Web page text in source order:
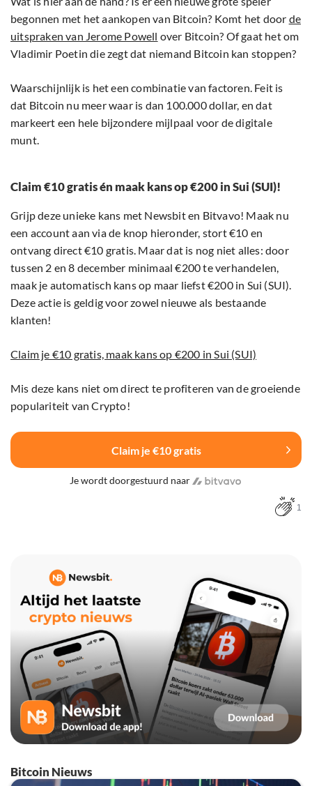
begonnen met het aankopen van Bitcoin? Komt het door de
uitspraken van Jerome Powell over Bitcoin? Of gaat het om
Vladimir Poetin die zegt dat niemand Bitcoin kan stoppen?
Waarschijnlijk is het een combinatie van factoren. Feit is
dat Bitcoin nu meer waar is dan 100.000 dollar, en dat
markeert een hele bijzondere mijlpaal voor de digitale
munt.
Claim €10 gratis én maak kans op €200 in Sui (SUI)!
Grijp deze unieke kans met Newsbit en Bitvavo! Maak nu
een account aan via de knop hieronder, stort €10 en
ontvang direct €10 gratis. Maar dat is nog niet alles: door
tussen 2 en 8 december minimaal €200 te verhandelen,
maak je automatisch kans op maar liefst €200 in Sui (SUI).
Deze actie is geldig voor zowel nieuwe als bestaande
klanten!
Claim je €10 gratis, maak kans op €200 in Sui (SUI)
Mis deze kans niet om direct te profiteren van de groeiende
populariteit van Crypto!
Claim je €10 gratis
Je wordt doorgestuurd naar
1
Bitcoin Nieuws